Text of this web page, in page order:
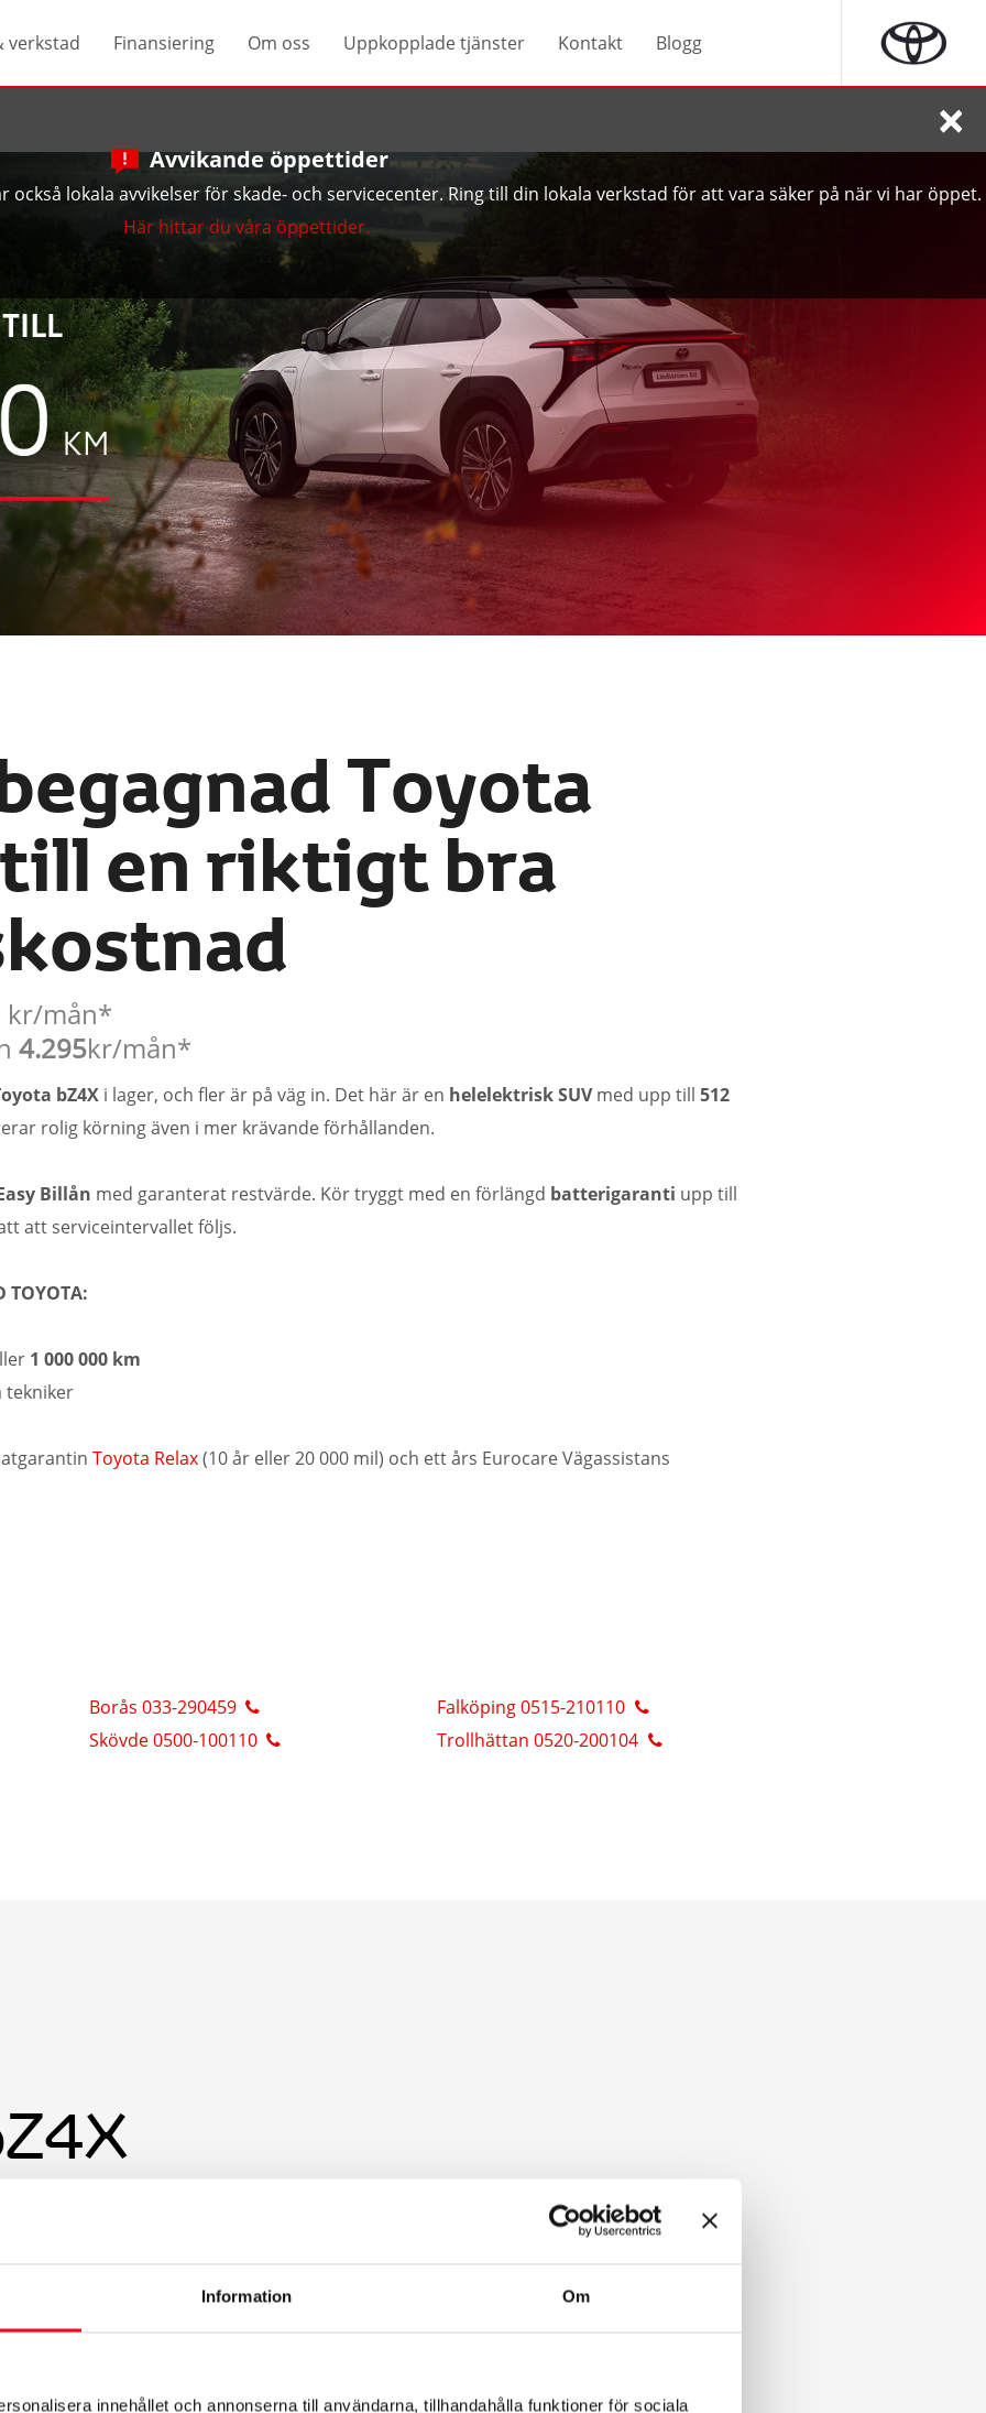
Information Om
innehållet och annonserna till användarna, tillhandahålla funktioner för sociala
verkstad Finansiering Om oss Uppkopplade tjänster Kontakt Blogg
Avvikande öppettider
lokala avvikelser för skade- och servicecenter. Ring till din lokala verkstad för att vara säker på när vi har öppet.
Här hittar du våra öppettider.
×
Toyota
en riktigt bra
kr/mån*
4.295kr/mån*
bZ4X i lager, och fler är på väg in. Det här är en helelektrisk SUVmed upp till 512
rolig körning även i mer krävande förhållanden.
Billån med garanterat restvärde. Kör tryggt med en förlängd batterigaranti upp till
att serviceintervallet följs.
TOYOTA:
1 000 000 km
tekniker
Toyota Relax(10 år eller 20 000 mil) och ett års Eurocare Vägassistans
Borås 033-290459
Falköping 0515-210110
Skövde 0500-100110
Trollhättan 0520-200104